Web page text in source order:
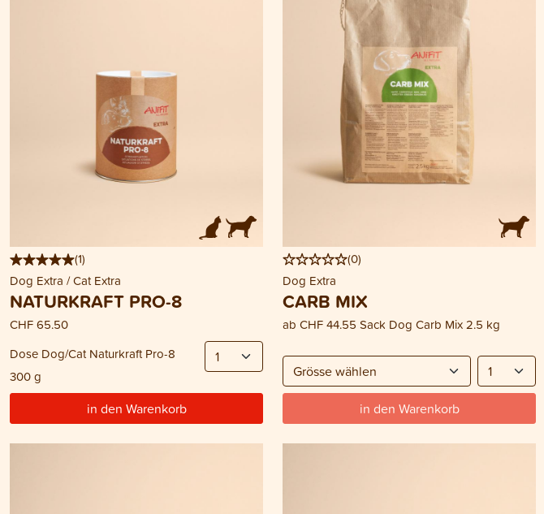
(1)
Dog Extra / Cat Extra
NATURKRAFT PRO-8
CHF 65.50
Dose Dog/Cat Naturkraft Pro-8
300 g
in den Warenkorb
(0)
Dog Extra
CARB MIX
ab CHF 44.55 Sack Dog Carb Mix 2.5 kg
in den Warenkorb